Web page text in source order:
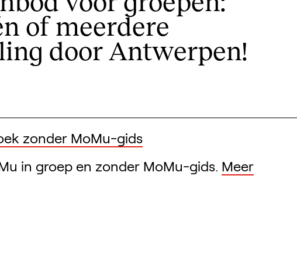
of meerdere
door Antwerpen!
zonder MoMu-gids
in groep en zonder MoMu-gids. Meer